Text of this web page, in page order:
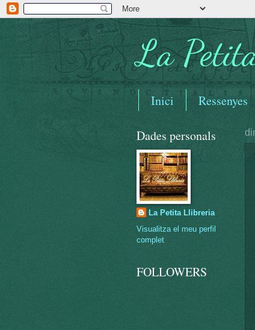
La
Inici Ressenyes
Dades personals
La Petita Llibreria
Visualitza el meu perfil
complet
FOLLOWERS